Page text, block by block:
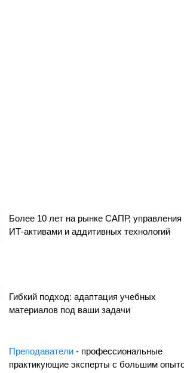
Более 10 лет на рынке САПР, управления
ИТ-активами и аддитивных технологий
Гибкий подход: адаптация учебных
материалов под ваши задачи
Преподаватели - профессиональные
практикующие эксперты с большим